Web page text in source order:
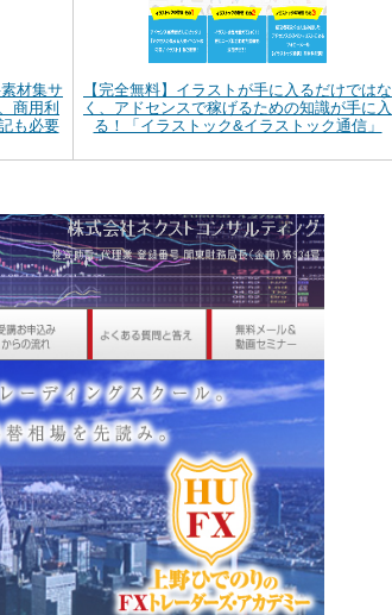
材集サ
商用利
も必要
【完全無料】イラストが手に入るだけではな
く、アドセンスで稼げるための知識が手に入
る！「イラストック&イラストック通信」